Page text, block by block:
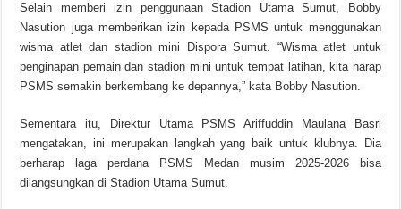
Selain memberi izin penggunaan Stadion Utama Sumut, Bobby
Nasution juga memberikan izin kepada PSMS untuk menggunakan
wisma atlet dan stadion mini Dispora Sumut. “Wisma atlet untuk
penginapan pemain dan stadion mini untuk tempat latihan, kita harap
PSMS semakin berkembang ke depannya,” kata Bobby Nasution.
Sementara itu, Direktur Utama PSMS Ariffuddin Maulana Basri
mengatakan, ini merupakan langkah yang baik untuk klubnya. Dia
berharap laga perdana PSMS Medan musim 2025-2026 bisa
dilangsungkan di Stadion Utama Sumut.